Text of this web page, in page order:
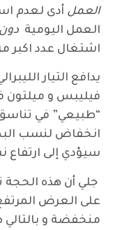
العمل أدى لعدم
العمل اليومية
اشتغال عدد اكبر
يدافع التيار
فيليبس و ميلتون
“طبيعي” في
انخفاض لنسب
سيؤدي إلى
جلي أن هذه
على العرض
منخفضة و